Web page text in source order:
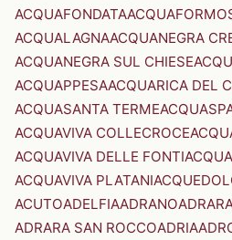
ACQUAFONDATA
ACQUALAGNAACQUANEGRA
ACQUANEGRA SUL CHIESE
ACQUAPPESAACQUARICA DEL
ACQUASANTA TERME
ACQUAVIVA COLLECROCE
ACQUAVIVA DELLE FONTI
ACQUAVIVA PLATANI
ACUTOADELFIAADRANO
ADRARA SAN ROCCOADRIA